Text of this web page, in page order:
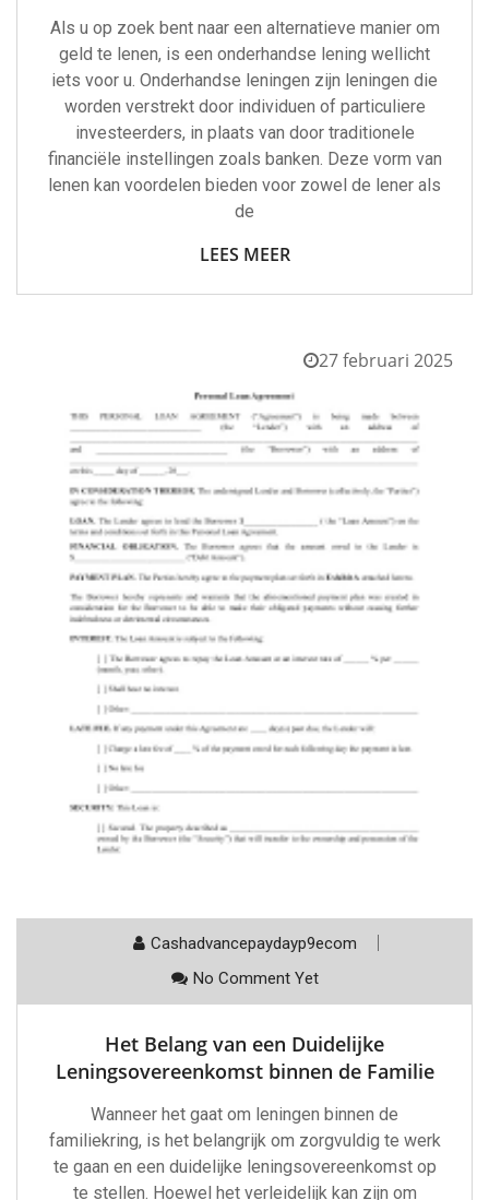
Als u op zoek bent naar een alternatieve manier om
geld te lenen, is een onderhandse lening wellicht
iets voor u. Onderhandse leningen zijn leningen die
worden verstrekt door individuen of particuliere
investeerders, in plaats van door traditionele
financiële instellingen zoals banken. Deze vorm van
lenen kan voordelen bieden voor zowel de lener als
de
LEES MEER
27 februari 2025
Cashadvancepaydayp9ecom
No Comment Yet
Het Belang van een Duidelijke
Leningsovereenkomst binnen de Familie
Wanneer het gaat om leningen binnen de
familiekring, is het belangrijk om zorgvuldig te werk
te gaan en een duidelijke leningsovereenkomst op
te stellen. Hoewel het verleidelijk kan zijn om